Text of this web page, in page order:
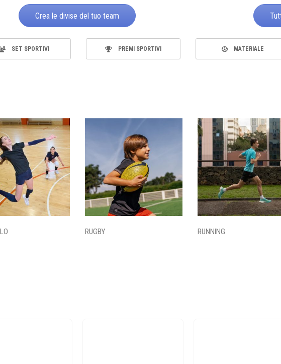
Crea le divise del tuo team
SET SPORTIVI PREMI SPORTIVI MATERIALE
RUGBY RUNNING